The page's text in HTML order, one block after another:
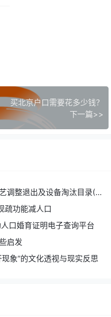
买北京户口需要花多少钱？
下一篇>>
调整退出及设备淘汰目录(2
疏功能减人口
口婚育证明电子查询平台
启发
象”的文化透视与现实反思